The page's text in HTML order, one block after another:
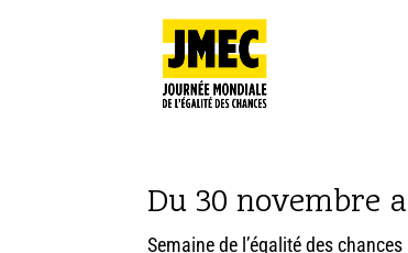
Du 30 novembre
Semaine de l’égalité des